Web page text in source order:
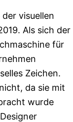
visuellen
Als sich der
für
Zeichen.
da sie mit
wurde